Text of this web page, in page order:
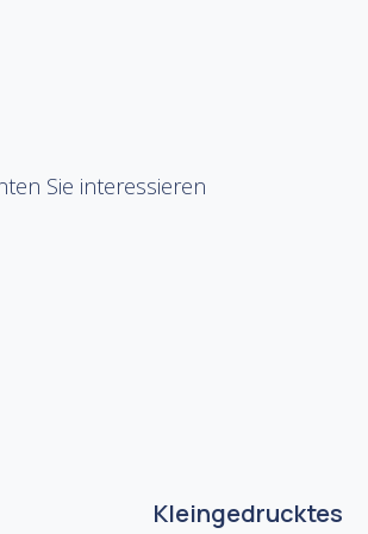
Sie interessieren
Kleingedrucktes